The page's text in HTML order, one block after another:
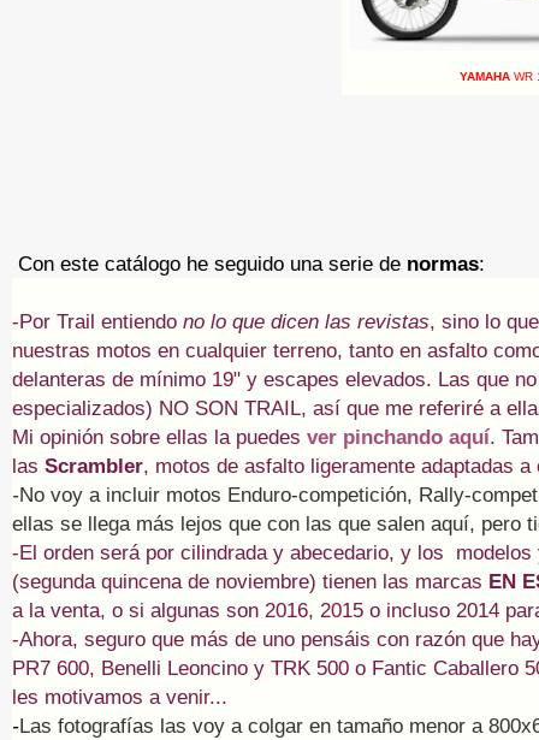
YAMAHA WR
Con este catálogo he seguido una serie de normas:
-Por Trail entiendo no lo que dicen las revistas, sino lo
nuestras motos en cualquier terreno, tanto en asfalto
delanteras de mínimo 19" y escapes elevados. Las que
especializados) NO SON TRAIL, así que me referiré a
Mi opinión sobre ellas la puedes ver pinchando aquí.
las Scrambler, motos de asfalto ligeramente adaptadas a
-No voy a incluir motos Enduro-competición, Rally-
ellas se llega más lejos que con las que salen aquí, pero
-El orden será por cilindrada y abecedario, y los
(segunda quincena de noviembre) tienen las marcas EN
a la venta, o si algunas son 2016, 2015 o incluso 2014
-Ahora, seguro que más de uno pensáis con razón que
PR7 600, Benelli Leoncino y TRK 500 o Fantic Caballero
les motivamos a venir...
-Las fotografías las voy a colgar en tamaño menor a